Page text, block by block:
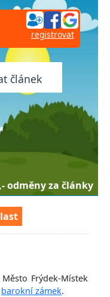
registrovat
článek
odměny za články
Frýdek-Místek
barokní zámek.